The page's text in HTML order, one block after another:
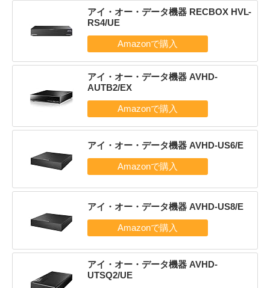
アイ・オー・データ機器 RECBOX HVL-
RS4/UE
アイ・オー・データ機器 AVHD-
AUTB2/EX
アイ・オー・データ機器 AVHD-US6/E
アイ・オー・データ機器 AVHD-US8/E
アイ・オー・データ機器 AVHD-
UTSQ2/UE